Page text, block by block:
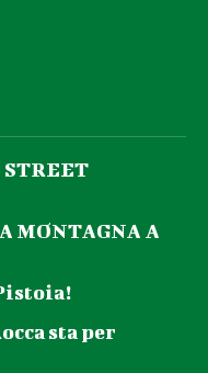
MONTAGNA A
sta per